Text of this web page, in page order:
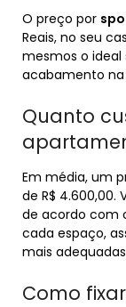
O preço por
Reais, no seu
mesmos o
acabamento na
Quanto
Em média, um
de R$ 4.600,00.
de acordo com
cada espaço,
mais
Como